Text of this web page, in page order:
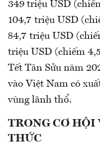
349 triệu USD
104,7 triệu USD
84,7 triệu USD
triệu USD (chiếm
Tết Tân Sửu năm
vào Việt Nam có
vùng lãnh thổ.
TRONG CƠ HỘI
THỨC